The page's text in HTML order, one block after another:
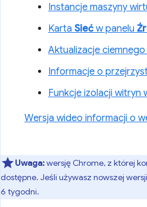
Instancje maszyny
Karta Sieć w panelu
Aktualizacje
Informacje o
Funkcje izolacji witryn
Wersja wideo informacji o
Uwaga:wersję Chrome, z której
dostępne. Jeśli używasz nowszej
6 tygodni.